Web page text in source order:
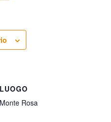
LUOGO
Monte Rosa